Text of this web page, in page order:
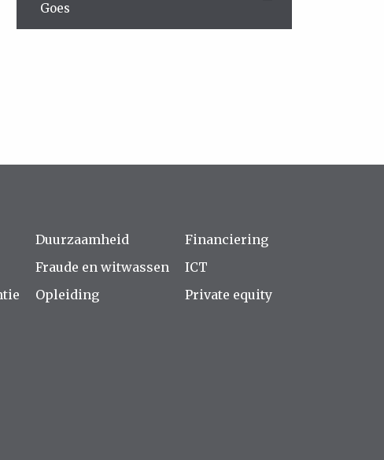
Goes
Duurzaamheid
Fraude en witwassen
Opleiding
Financiering
ICT
Private equity